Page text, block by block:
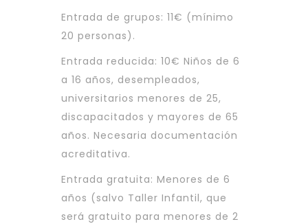
Entrada de grupos: 11€ (mínimo
20 personas).
Entrada reducida: 10€ Niños de 6
a 16 años, desempleados,
universitarios menores de 25,
discapacitados y mayores de 65
años. Necesaria documentación
acreditativa.
Entrada gratuita: Menores de 6
años (salvo Taller Infantil, que
será gratuito para menores de 2